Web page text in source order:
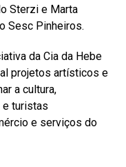
Sterzi e Marta
Sesc Pinheiros.
da Cia da Hebe
projetos artísticos e
a cultura,
turistas
e serviços do